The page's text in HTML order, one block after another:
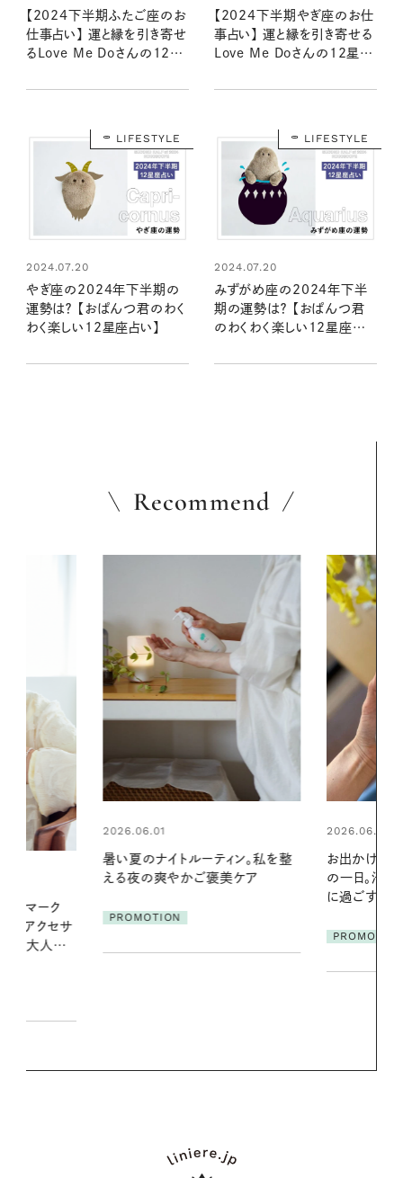
【2024下半期ふたご座のお
仕事占い】 運と縁を引き寄せ
るLove Me Doさんの12星
【2024下半期やぎ座のお仕
事占い】 運と縁を引き寄せる
Love Me Doさんの12星座
LIFESTYLE
2024.07.20
やぎ座の2024年下半期の
運勢は？ 【おぱんつ君のわく
わく楽しい12星座占い】
LIFESTYLE
2024.07.20
みずがめ座の2024年下半
期の運勢は？ 【おぱんつ君
のわくわく楽しい12星座占
Recommend
2026.06.01
お出かけ前のひと手間で変わる、夏
の一日。汗ばむ季節を「ごきげん」
2026.06.01
真夏に向け
やりジェルと
地よくうるお